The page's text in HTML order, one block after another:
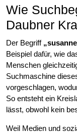
Wie
Daubner
Der Begriff
Beispiel dafür, wie
Menschen
Suchmaschine
vorgeschlagen,
So entsteht ein
lässt, obwohl kein
Weil Medien und